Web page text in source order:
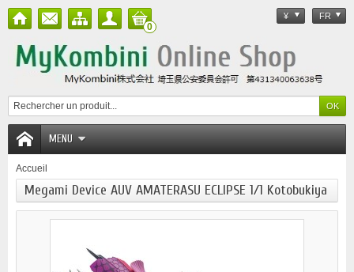
¥ FR
0
MENU
Accueil
Megami Device AUV AMATERASU ECLIPSE 1/1 Kotobukiya